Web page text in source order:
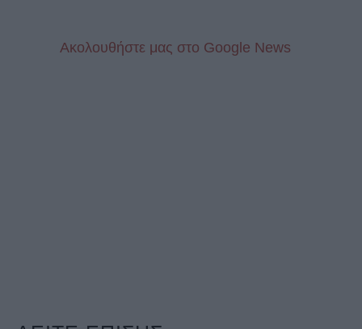
Aκολουθήστε μας στo Google News